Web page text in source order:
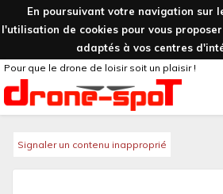
En poursuivant votre navigation sur
l'utilisation de cookies pour vous
adaptés à vos centres
Pour que le drone de loisir soit un plaisir !
Signaler un contenu inapproprié